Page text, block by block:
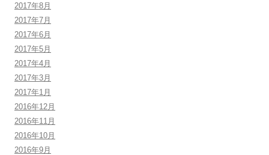
2017年8月
2017年7月
2017年6月
2017年5月
2017年4月
2017年3月
2017年1月
2016年12月
2016年11月
2016年10月
2016年9月